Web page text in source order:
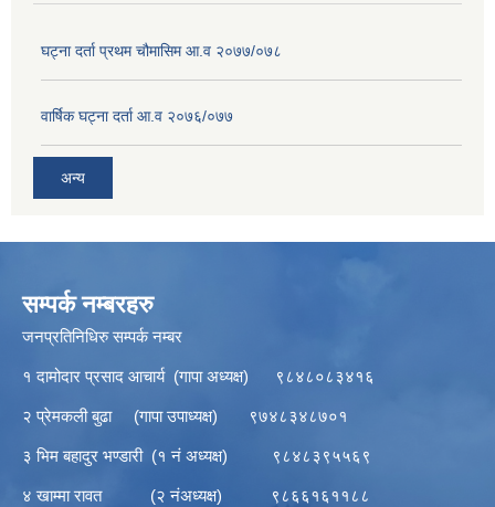
घट्ना दर्ता प्रथम चौमासिम आ.व २०७७/०७८
वार्षिक घट्ना दर्ता आ.व २०७६/०७७
अन्य
सम्पर्क नम्बरहरु
जनप्रतिनिधिरु सम्पर्क नम्बर
१ दामोदार प्रसाद आचार्य (गापा अध्यक्ष) ९८४८०८३४१६
२ प्रेमकली बुढा (गापा उपाध्यक्ष) ९७४८३४८७०१
३ भिम बहादुर भण्डारी (१ नं अध्यक्ष) ९८४८३९५५६९
४ खाम्मा रावत (२ नंअध्यक्ष) ९८६६१६११८८